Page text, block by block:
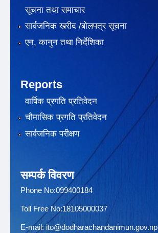
सूचना तथा समाचार
सार्वजनिक खरीद /बोलपत्र सूचना
एन, कानुन तथा निर्देशिका
Reports
वार्षिक प्रगति प्रतिवेदन
चौमासिक प्रगति प्रतिवेदन
सार्वजनिक परीक्षण
सम्पर्क विवरण
Phone No:099400184
Toll Free No:18105000037
E-mail:ito@dodharachandanimun.gov.np